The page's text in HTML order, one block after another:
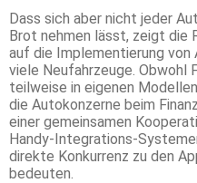
Dass sich aber nicht jeder
Brot nehmen lässt, zeigt die
auf die Implementierung von
viele Neufahrzeuge. Obwohl
teilweise in eigenen
die Autokonzerne beim
einer gemeinsamen
Handy-Integrations-
direkte Konkurrenz zu den
bedeuten.